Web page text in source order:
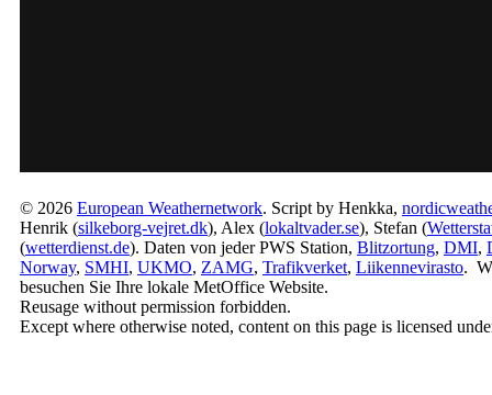
© 2026 European Weathernetwork. Script by Henkka,
Henrik (silkeborg-vejret.dk), Alex (lokaltvader.se), Stefan (
(wetterdienst.de). Daten von jeder PWS Station, Blitzortung, DMI,
Norway, SMHI, UKMO, ZAMG, Trafikverket, Liikennevirasto.
besuchen Sie Ihre lokale MetOffice Website.
Reusage without permission forbidden.
Except where otherwise noted, content on this page is licensed